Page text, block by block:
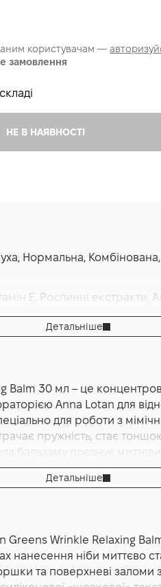
користувачам —
замовлення
НЕ В НАЯВНОСТІ
Нормальна,
E, Рослинні екстракти,
крем проти зморшок
Детальніше
Balm 30 мл – це
Anna Lotan для
для роботи з
пружність, стає
бальзаму поєднує
тому він однаково
подією. Текстура Anna
та спеціально
шкіру. Паралельно
масло ши, сквалан,
Детальніше
Greens Wrinkle Relaxing
нанесення ніби миттєво
та поверхневі